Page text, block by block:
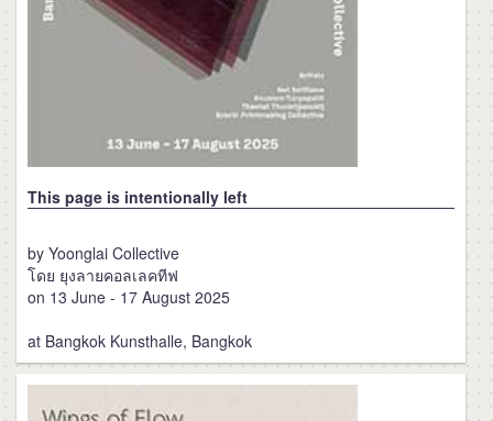
This page is intentionally left
by Yoonglai Collective
โดย ยุงลายคอลเลคทีฟ
on 13 June - 17 August 2025
at Bangkok Kunsthalle, Bangkok